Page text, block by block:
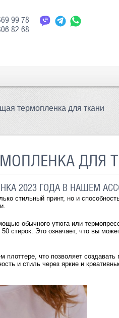
99 78
82 68
термопленка для ткани
ДЛЯ
2023 ГОДА В НАШЕМ
стильный принт, но и
обычного утюга или
стирок. Это означает, что вы
что позволяет
и стиль через яркие и